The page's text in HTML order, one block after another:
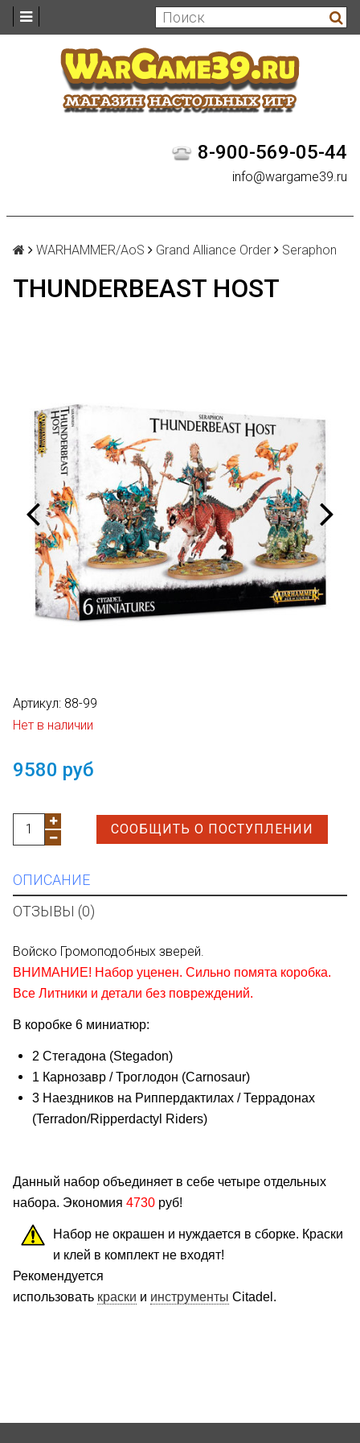
8-900-569-05-44
info@wargame39.ru
WARHAMMER/AoS Grand Alliance Order Seraphon
THUNDERBEAST HOST
Артикул: 88-99
Нет в наличии
9580 руб
СООБЩИТЬ О ПОСТУПЛЕНИИ
ОПИСАНИЕ
ОТЗЫВЫ (0)
Войско Громоподобных зверей.
ВНИМАНИЕ! Набор уценен. Сильно помята коробка.
Все Литники и детали без повреждений.
В коробке 6 миниатюр:
2 Стегадона (Stegadon)
1 Карнозавр / Троглодон (Carnosaur)
3 Наездников на Риппердактилах / Террадонах
(Terradon/Ripperdactyl Riders)
Данный набор объединяет в себе четыре отдельных
набора. Экономия 4730 руб!
Набор не окрашен и нуждается в сборке. Краски
и клей в комплект не входят!
Рекомендуется
использовать краски и инструменты Citadel.